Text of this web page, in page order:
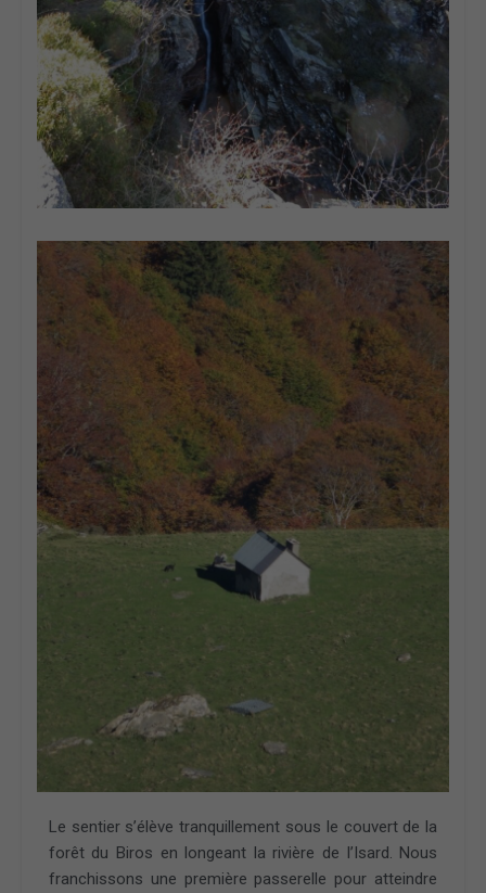
Le sentier s’élève tranquillement sous le couvert de la
forêt du Biros en longeant la rivière de l’Isard. Nous
franchissons une première passerelle pour atteindre